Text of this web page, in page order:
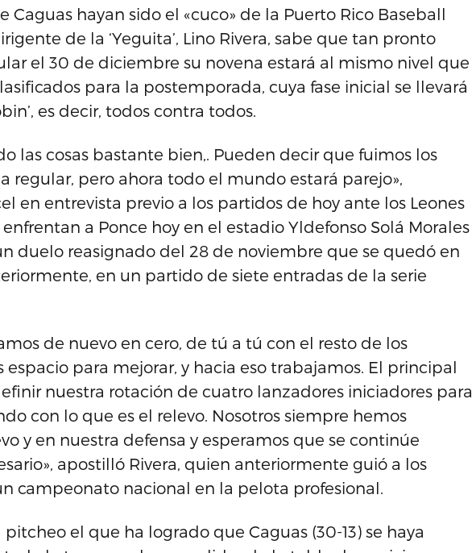
Caguas hayan sido el «cuco» de la Puerto Rico Baseball
de la ‘Yeguita’, Lino Rivera, sabe que tan pronto
el 30 de diciembre su novena estará al mismo nivel que
para la postemporada, cuya fase inicial se llevará
es decir, todos contra todos.
las cosas bastante bien,. Pueden decir que fuimos los
regular, pero ahora todo el mundo estará parejo»,
en entrevista previo a los partidos de hoy ante los Leones
enfrentan a Ponce hoy en el estadio Yldefonso Solá Morales
duelo reasignado del 28 de noviembre que se quedó en
en un partido de siete entradas de la serie
de nuevo en cero, de tú a tú con el resto de los
espacio para mejorar, y hacia eso trabajamos. El principal
nuestra rotación de cuatro lanzadores iniciadores para
con lo que es el relevo. Nosotros siempre hemos
y en nuestra defensa y esperamos que se continúe
apostilló Rivera, quien anteriormente guió a los
campeonato nacional en la pelota profesional.
el que ha logrado que Caguas (30-13) se haya